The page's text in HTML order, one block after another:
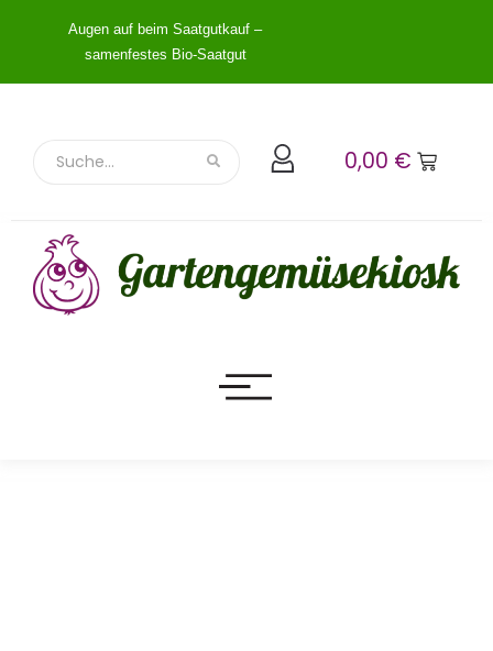
Augen auf beim Saatgutkauf –
samenfestes Bio-Saatgut
0,00 €